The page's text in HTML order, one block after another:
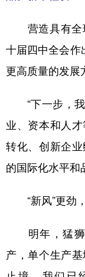
营造具有全
十届四中全会作
更高质量的发展
“下一步，我
业、资本和人
转化、创新企
的国际化水平和
“新风”更劲，
明年，猛狮
产，单个生产